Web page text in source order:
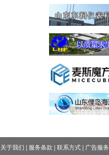
关于我们 | 服务条款 | 联系方式| 广告服务